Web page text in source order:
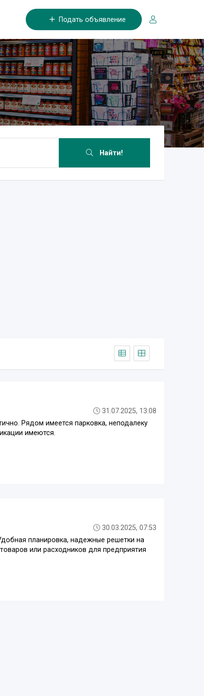
Подать объявление
Найти!
31.07.2025, 13:08
Рядом имеется парковка, неподалеку
имеются.
30.03.2025, 07:53
планировка, надежные решетки на
или расходников для предприятия